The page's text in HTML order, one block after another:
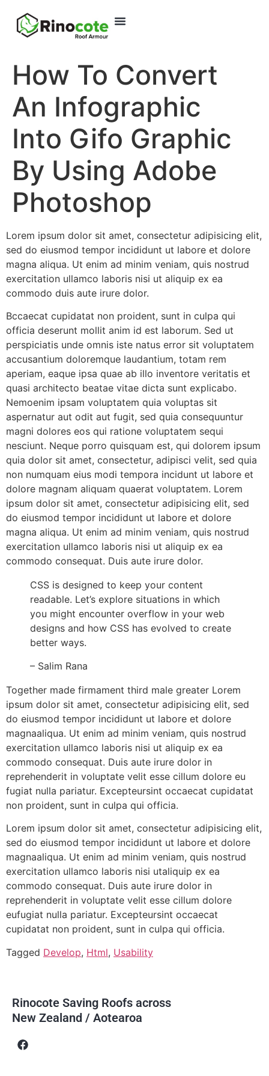
How To Convert
An Infographic
Into Gifo Graphic
By Using Adobe
Photoshop
Lorem ipsum dolor sit amet, consectetur adipisicing elit,
sed do eiusmod tempor incididunt ut labore et dolore
magna aliqua. Ut enim ad minim veniam, quis nostrud
exercitation ullamco laboris nisi ut aliquip ex ea
commodo duis aute irure dolor.
Bccaecat cupidatat non proident, sunt in culpa qui
officia deserunt mollit anim id est laborum. Sed ut
perspiciatis unde omnis iste natus error sit voluptatem
accusantium doloremque laudantium, totam rem
aperiam, eaque ipsa quae ab illo inventore veritatis et
quasi architecto beatae vitae dicta sunt explicabo.
Nemoenim ipsam voluptatem quia voluptas sit
aspernatur aut odit aut fugit, sed quia consequuntur
magni dolores eos qui ratione voluptatem sequi
nesciunt. Neque porro quisquam est, qui dolorem ipsum
quia dolor sit amet, consectetur, adipisci velit, sed quia
non numquam eius modi tempora incidunt ut labore et
dolore magnam aliquam quaerat voluptatem. Lorem
ipsum dolor sit amet, consectetur adipisicing elit, sed
do eiusmod tempor incididunt ut labore et dolore
magna aliqua. Ut enim ad minim veniam, quis nostrud
exercitation ullamco laboris nisi ut aliquip ex ea
commodo consequat. Duis aute irure dolor.
CSS is designed to keep your content
readable. Let’s explore situations in which
you might encounter overflow in your web
designs and how CSS has evolved to create
better ways.
– Salim Rana
Together made firmament third male greater Lorem
ipsum dolor sit amet, consectetur adipisicing elit, sed
do eiusmod tempor incididunt ut labore et dolore
magnaaliqua. Ut enim ad minim veniam, quis nostrud
exercitation ullamco laboris nisi ut aliquip ex ea
commodo consequat. Duis aute irure dolor in
reprehenderit in voluptate velit esse cillum dolore eu
fugiat nulla pariatur. Excepteursint occaecat cupidatat
non proident, sunt in culpa qui officia.
Lorem ipsum dolor sit amet, consectetur adipisicing elit,
sed do eiusmod tempor incididunt ut labore et dolore
magnaaliqua. Ut enim ad minim veniam, quis nostrud
exercitation ullamco laboris nisi utaliquip ex ea
commodo consequat. Duis aute irure dolor in
reprehenderit in voluptate velit esse cillum dolore
eufugiat nulla pariatur. Excepteursint occaecat
cupidatat non proident, sunt in culpa qui officia.
Tagged Develop, Html, Usability
Rinocote Saving Roofs across
New Zealand / Aotearoa